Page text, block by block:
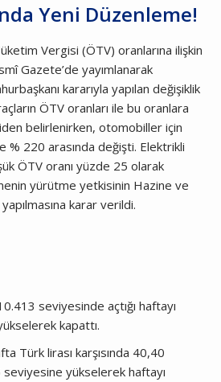
Yeni Düzenleme!
Vergisi (ÖTV) oranlarına ilişkin
Gazete’de yayımlanarak
kararıyla yapılan değişiklik
ÖTV oranları ile bu oranlara
belirlenirken, otomobiller için
% 220 arasında değişti. Elektrikli
ÖTV oranı yüzde 25 olarak
yürütme yetkisinin Hazine ve
yapılmasına karar verildi.
seviyesinde açtığı haftayı
kapattı.
Türk lirası karşısında 40,40
yükselerek haftayı